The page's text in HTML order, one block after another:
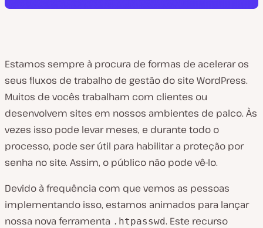
Estamos sempre à procura de formas de acelerar os
seus fluxos de trabalho de gestão do site WordPress.
Muitos de vocês trabalham com clientes ou
desenvolvem sites em nossos ambientes de palco. Às
vezes isso pode levar meses, e durante todo o
processo, pode ser útil para habilitar a proteção por
senha no site. Assim, o público não pode vê-lo.
Devido à frequência com que vemos as pessoas
implementando isso, estamos animados para lançar
nossa nova ferramenta .htpasswd. Este recurso